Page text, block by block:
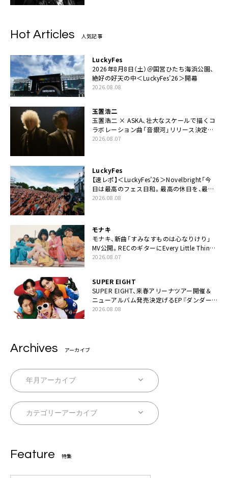
Hot Articles 人気記事
LuckyFes
2026年8月8日（土）＠国営ひたち海浜公園、
絶好の好天の中＜LuckyFes’26＞開幕
2026.08.08
玉置浩二
玉置浩二 × ASKA、壮大なスケールで描くコ
ラボレーション曲「音銀河」リリース決定。
カップリングには新曲「命の宿り」収録も
2026.08.07
LuckyFes
【速レポ】＜LuckyFes’26＞Novelbright「今
日は最高のフェス日和。最高の休日を、最高
の夏休みを作っていきたい」
2026.08.08
モナキ
モナキ、新曲「すみなすものは心なりけり」
MV公開。RECのギターにEvery Little Thing・
伊藤一朗参加も
2026.08.07
SUPER EIGHT
SUPER EIGHT、来春アリーナツアー開催＆
ニューアルバム発売決定げるEP『ダンダー
ラ』本日リリース
2026.08.08
Archives アーカイブ
Feature 特集